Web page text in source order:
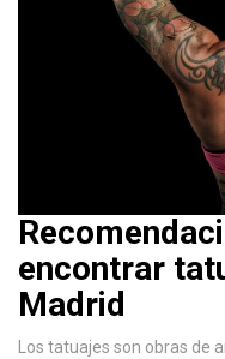
encontrar
Madrid
Los tatuajes son obras de